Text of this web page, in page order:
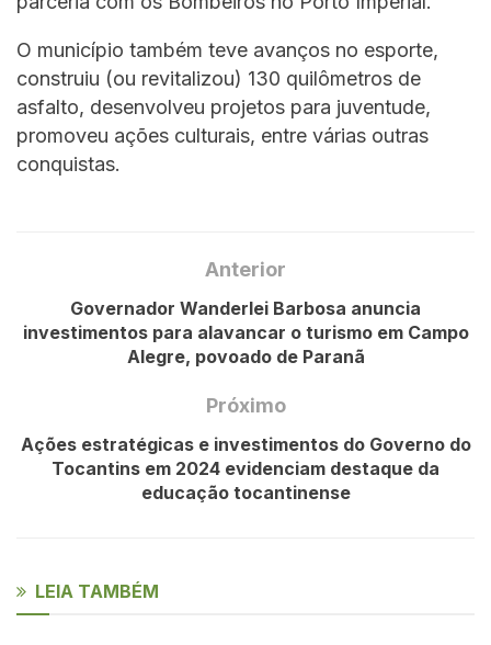
O município também teve avanços no esporte,
construiu (ou revitalizou) 130 quilômetros de
asfalto, desenvolveu projetos para juventude,
promoveu ações culturais, entre várias outras
conquistas.
Anterior
Governador Wanderlei Barbosa anuncia
investimentos para alavancar o turismo em Campo
Alegre, povoado de Paranã
Próximo
Ações estratégicas e investimentos do Governo do
Tocantins em 2024 evidenciam destaque da
educação tocantinense
LEIA TAMBÉM